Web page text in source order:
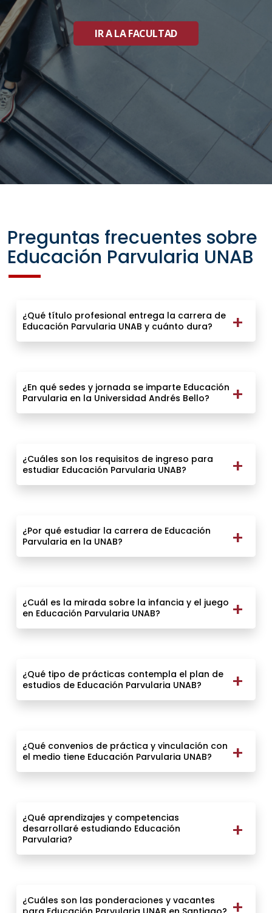
IR A LA FACULTAD
Preguntas frecuentes sobre
Educación Parvularia UNAB
¿Qué título profesional entrega la carrera de
Educación Parvularia UNAB y cuánto dura?
¿En qué sedes y jornada se imparte Educación
Parvularia en la Universidad Andrés Bello?
¿Cuáles son los requisitos de ingreso para
estudiar Educación Parvularia UNAB?
¿Por qué estudiar la carrera de Educación
Parvularia en la UNAB?
¿Cuál es la mirada sobre la infancia y el juego
en Educación Parvularia UNAB?
¿Qué tipo de prácticas contempla el plan de
estudios de Educación Parvularia UNAB?
¿Qué convenios de práctica y vinculación con
el medio tiene Educación Parvularia UNAB?
¿Qué aprendizajes y competencias
desarrollaré estudiando Educación
Parvularia?
¿Cuáles son las ponderaciones y vacantes